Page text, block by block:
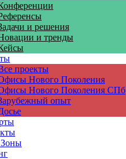
и решения
и тренды
проекты
Нового Поколения
Нового Поколения СПб
опыт